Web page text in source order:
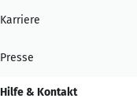
Karriere
Presse
Hilfe & Kontakt